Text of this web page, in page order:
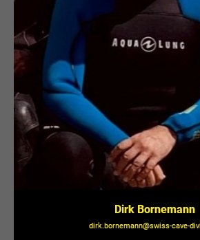
Dirk Bornemann
dirk.bornemann@swiss-cave-